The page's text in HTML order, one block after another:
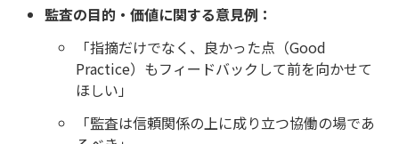
監査の目的・価値に関する意見例：
「指摘だけでなく、良かった点（Good
Practice）もフィードバックして前を向かせて
ほしい」
「監査は信頼関係の上に成り立つ協働の場であ